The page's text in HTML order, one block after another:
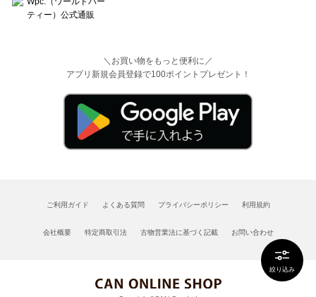
絞り込み
＼お買い物をもっと便利に／
アプリ新規会員登録で100ポイントプレゼント！
ご利用ガイド よくある質問 プライバシーポリシー 利用規約
会社概要 特定商取引法 古物営業法に基づく記載 お問い合わせ